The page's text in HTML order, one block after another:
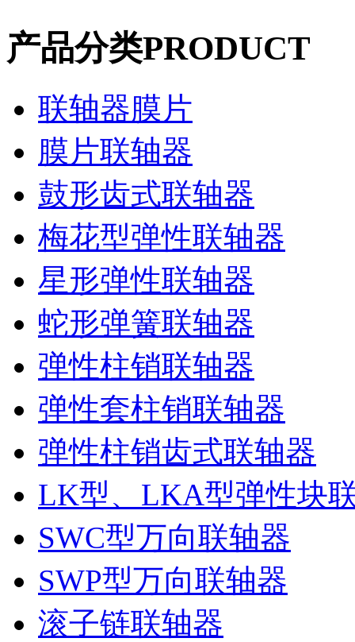
产品分类PRODUCT
联轴器膜片
膜片联轴器
鼓形齿式联轴器
梅花型弹性联轴器
星形弹性联轴器
蛇形弹簧联轴器
弹性柱销联轴器
弹性套柱销联轴器
弹性柱销齿式联轴器
LK型、LKA型弹性块
SWC型万向联轴器
SWP型万向联轴器
滚子链联轴器